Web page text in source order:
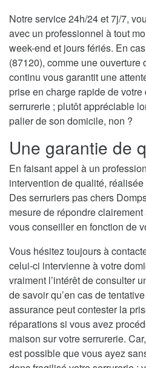
Notre service 24h/24 et 7j/7,
avec un professionnel à tout
week-end et jours fériés. En
(87120), comme une ouverture
continu vous garantit une
prise en charge rapide de
serrurerie ; plutôt appréciable
palier de son domicile, non ?
Une garantie de
En faisant appel à un
intervention de qualité, réalisée
Des serruriers pas chers
mesure de répondre
vous conseiller en fonction de
Vous hésitez toujours à
celui-ci intervienne à votre
vraiment l’intérêt de consulter
de savoir qu’en cas de
assurance peut contester la
réparations si vous avez
maison sur votre serrurerie.
est possible que vous ayez